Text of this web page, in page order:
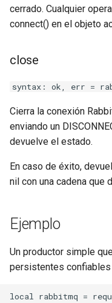
untar
upstream-dynamic
upstream-fair
upsync
var
cerrado. Cualquier
connect() en el objeto
close
syntax: ok, err =
Cierra la conexión
enviando un
devuelve el estado.
En caso de éxito,
nil con una cadena que
Ejemplo
Un productor simple
persistentes confiables
local rabbitmq =